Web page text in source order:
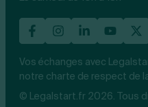
Vos échanges avec
notre charte de respect de
© Legalstart.fr 2026. Tous